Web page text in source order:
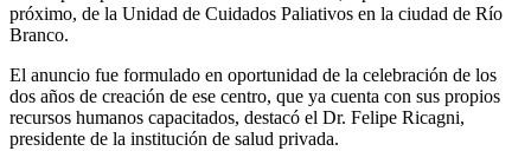
próximo, de la Unidad de Cuidados Paliativos en la ciudad de Río
Branco.
El anuncio fue formulado en oportunidad de la celebración de los
dos años de creación de ese centro, que ya cuenta con sus propios
recursos humanos capacitados, destacó el Dr. Felipe Ricagni,
presidente de la institución de salud privada.